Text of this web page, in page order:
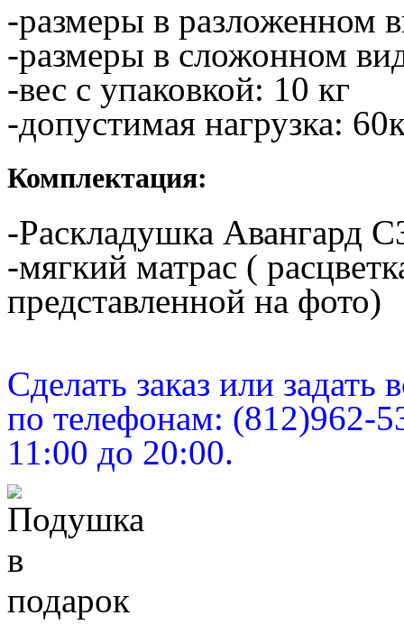
-размеры в разложенном
-размеры в сложонном
-вес с упаковкой: 10 кг
-допустимая нагрузка:
Комплектация:
-Раскладушка Авангард
-мягкий матрас (
представленной на фото)
Сделать заказ или
по телефонам: (812)962-
11:00 до 20:00.